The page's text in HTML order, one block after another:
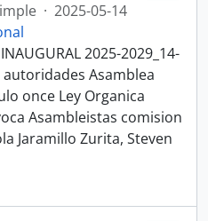
· 2025-05-14
2025-2029_14-
Asamblea
once Ley Organica
Asambleistas comision
Jaramillo Zurita, Steven